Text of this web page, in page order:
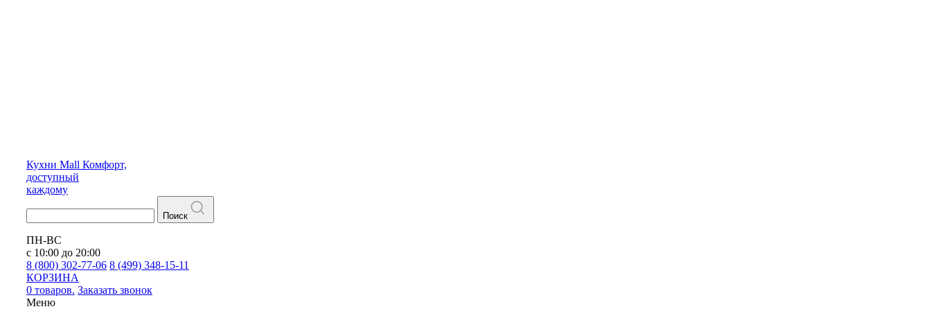
Кухни Mall Комфорт,
доступный
каждому
Поиск
ПН-ВС
с 10:00 до 20:00
8 (800) 302-77-06 8 (499) 348-15-11
КОРЗИНА
0 товаров. Заказать звонок
Меню